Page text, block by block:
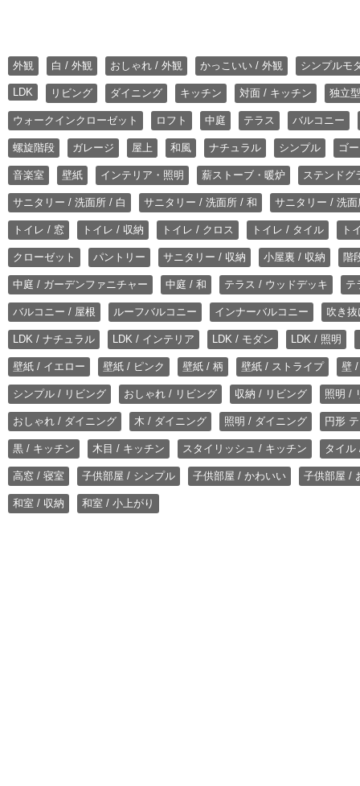
外観 白 / 外観 おしゃれ / 外観 かっこいい / 外観 シンプルモ
LDK リビング ダイニング キッチン 対面 / キッチン 独立
ウォークインクローゼット ロフト 中庭 テラス バルコニー
螺旋階段 ガレージ 屋上 和風 ナチュラル シンプル ゴ
音楽室 壁紙 インテリア・照明 薪ストーブ・暖炉 ステンドグ
サニタリー / 洗面所 / 白 サニタリー / 洗面所 / 和 サニタリー / 洗
トイレ / 窓 トイレ / 収納 トイレ / クロス トイレ / タイル ト
クローゼット パントリー サニタリー / 収納 小屋裏 / 収納 階
中庭 / ガーデンファニチャー 中庭 / 和 テラス / ウッドデッキ テ
バルコニー / 屋根 ルーフバルコニー インナーバルコニー 吹き
LDK / ナチュラル LDK / インテリア LDK / モダン LDK / 照明
壁紙 / イエロー 壁紙 / ピンク 壁紙 / 柄 壁紙 / ストライプ 壁
シンプル / リビング おしゃれ / リビング 収納 / リビング 照明 /
おしゃれ / ダイニング 木 / ダイニング 照明 / ダイニング 円形
黒 / キッチン 木目 / キッチン スタイリッシュ / キッチン タイル
高窓 / 寝室 子供部屋 / シンプル 子供部屋 / かわいい 子供部屋 /
和室 / 収納 和室 / 小上がり